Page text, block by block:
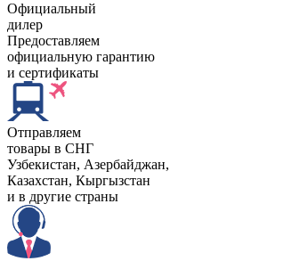
Официальный
дилер
Предоставляем
официальную гарантию
и сертификаты
Отправляем
товары в СНГ
Узбекистан, Aзербайджан,
Казахстан, Кыргызстан
и в другие страны